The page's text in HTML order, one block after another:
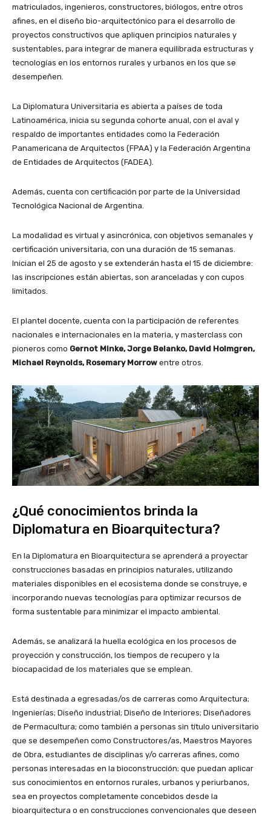
matriculados, ingenieros, constructores, biólogos, entre otros
afines, en el diseño bio-arquitectónico para el desarrollo de
proyectos constructivos que apliquen principios naturales y
sustentables, para integrar de manera equilibrada estructuras y
tecnologías en los entornos rurales y urbanos en los que se
desempeñen.
La Diplomatura Universitaria es abierta a países de toda
Latinoamérica, inicia su segunda cohorte anual, con el aval y
respaldo de importantes entidades como la Federación
Panamericana de Arquitectos (FPAA) y la Federación Argentina
de Entidades de Arquitectos (FADEA).
Además, cuenta con certificación por parte de la Universidad
Tecnológica Nacional de Argentina.
La modalidad es virtual y asincrónica, con objetivos semanales y
certificación universitaria, con una duración de 15 semanas.
Inician el 25 de agosto y se extenderán hasta el 15 de diciembre:
las inscripciones están abiertas, son aranceladas y con cupos
limitados.
El plantel docente, cuenta con la participación de referentes
nacionales e internacionales en la materia, y masterclass con
pioneros como Gernot Minke, Jorge Belanko, David Holmgren,
Michael Reynolds, Rosemary Morrow entre otros.
¿Qué conocimientos brinda la
Diplomatura en Bioarquitectura?
En la Diplomatura en Bioarquitectura se aprenderá a proyectar
construcciones basadas en principios naturales, utilizando
materiales disponibles en el ecosistema donde se construye, e
incorporando nuevas tecnologías para optimizar recursos de
forma sustentable para minimizar el impacto ambiental.
Además, se analizará la huella ecológica en los procesos de
proyección y construcción, los tiempos de recupero y la
biocapacidad de los materiales que se emplean.
Está destinada a egresadas/os de carreras como Arquitectura;
Ingenierías; Diseño industrial; Diseño de Interiores; Diseñadores
de Permacultura; como también a personas sin título universitario
que se desempeñen como Constructores/as, Maestros Mayores
de Obra, estudiantes de disciplinas y/o carreras afines, como
personas interesadas en la bioconstrucción; que puedan aplicar
sus conocimientos en entornos rurales, urbanos y periurbanos,
sea en proyectos completamente concebidos desde la
bioarquitectura o en construcciones convencionales que deseen